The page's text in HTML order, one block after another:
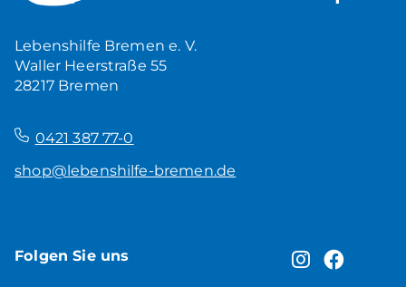
Lebenshilfe Bremen e. V.
Waller Heerstraße 55
28217 Bremen
0421 387 77-0
shop@lebenshilfe-bremen.de
Folgen Sie uns